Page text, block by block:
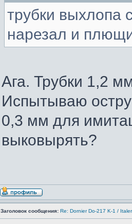
трубки выхлопа
нарезал и
Ага. Трубки 1,2
Испытываю
0,3 мм для
выковырять?
Заголовок сообщения: Re: Dornier Do-217 K-1 /